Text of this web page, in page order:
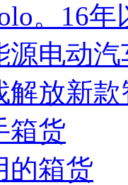
。16年
源电动
解放新
箱货
的箱货